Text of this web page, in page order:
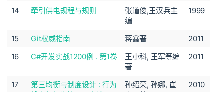
14 牵引供电规程与规则
张道俊,王汉兵主
编
1999
15 Git权威指南 蒋鑫著
2011
16
C#开发实战1200例 . 第1卷
王小科, 王军等编
著
2011
17
第三均衡与制度设计 : 行为
孙绍荣, 孙娜, 崔
2010